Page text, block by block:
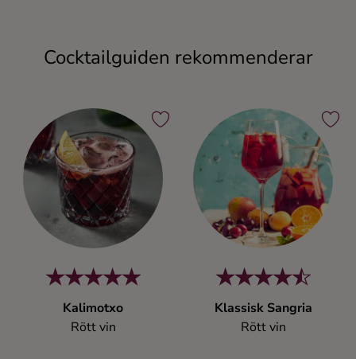
Cocktailguiden rekommenderar
Kalimotxo
Rött vin
Klassisk Sangria
Rött vin